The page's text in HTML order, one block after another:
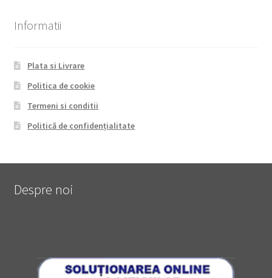
Informatii
Plata si Livrare
Politica de cookie
Termeni si conditii
Politică de confidențialitate
Despre noi